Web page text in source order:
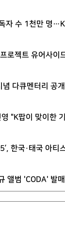
자 수 1천만 명
로젝트 유어사이
다큐멘터리 공
"K팝이 맞이한
한국·태국 아티
앨범 'CODA' 발매